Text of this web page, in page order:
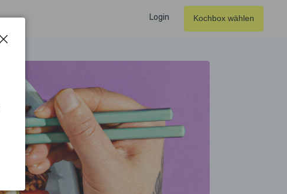
Login Kochbox wählen